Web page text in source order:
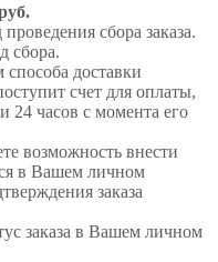
сбора заказа.
сбора.
доставки
счет для оплаты,
24 часов с момента его
возможность внести
в Вашем личном
заказа
заказа в Вашем личном